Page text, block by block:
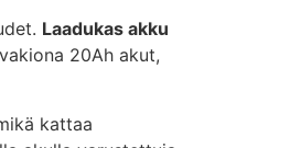
Laadukas akku
20Ah akut,
kattaa